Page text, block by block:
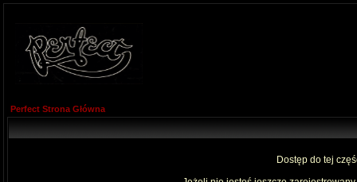
Perfect Strona Główna
Dostęp do tej